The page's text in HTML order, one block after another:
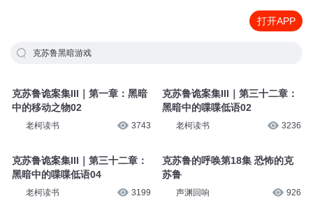
打开APP
克苏鲁黑暗游戏
克苏鲁诡案集III｜第一章：黑暗
中的移动之物02
老柯读书 3743
克苏鲁诡案集III｜第三十二章：
黑暗中的喋喋低语04
老柯读书 3199
克苏鲁诡案集III｜第三十二章：
黑暗中的喋喋低语02
老柯读书 3236
克苏鲁的呼唤第18集 恐怖的克
苏鲁
声渊回响 926